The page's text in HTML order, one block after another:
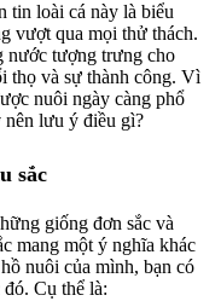
tin loài cá này là biểu
vượt qua mọi thử thách.
nước tượng trưng cho
thọ và sự thành công. Vì
nuôi ngày càng phổ
nên lưu ý điều gì?
sắc
giống đơn sắc và
mang một ý nghĩa khác
nuôi của mình, bạn có
Cụ thể là: